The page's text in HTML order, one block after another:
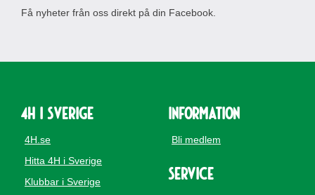
Få nyheter från oss direkt på din Facebook.
4H i Sverige
4H.se
Hitta 4H i Sverige
Klubbar i Sverige
Information
Bli medlem
Service